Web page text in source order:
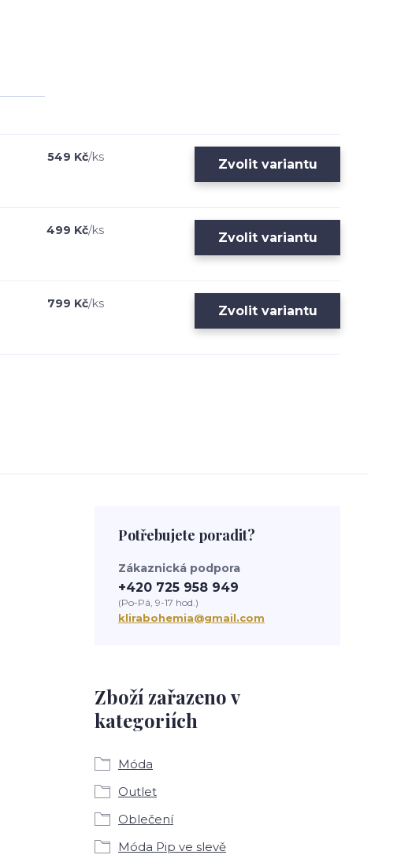
549 Kč/ks Zvolit variantu
499 Kč/ks Zvolit variantu
799 Kč/ks Zvolit variantu
Zboží zařazeno v
kategoriích
Móda
Outlet
Oblečení
Móda Pip ve slevě
Potřebujete poradit?
Zákaznická podpora
+420 725 958 949
(Po-Pá, 9-17 hod.)
klirabohemia@gmail.com